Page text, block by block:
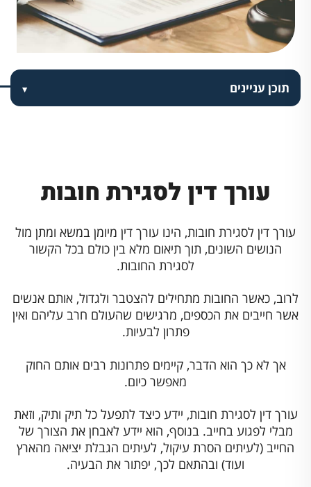
עורך דין לסגירת חובות
עורך דין לסגירת חובות, הינו עורך דין מיומן במשא ומתן מול
הנושים השונים, תוך תיאום מלא בין כולם בכל הקשור
לסגירת החובות.
לרוב, כאשר החובות מתחילים להצטבר ולגדול, אותם אנשים
אשר חייבים את הכספים, מרגישים שהעולם חרב עליהם ואין
פתרון לבעיות.
אך לא כך הוא הדבר, קיימים פתרונות רבים אותם החוק
מאפשר כיום.
עורך דין לסגירת חובות, יידע כיצד לתפעל כל תיק ותיק, וזאת
מבלי לפגוע בחייב. בנוסף, הוא יידע לאבחן את הצורך של
החייב (לעיתים הסרת עיקול, לעיתים הגבלת יציאה מהארץ
ועוד) ובהתאם לכך, יפתור את הבעיה.
תוכן עניינים